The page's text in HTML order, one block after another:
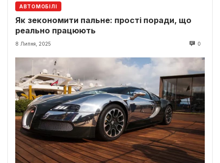
АВТОМОБІЛІ
Як зекономити пальне: прості поради, що
реально працюють
8 Липня, 2025 0